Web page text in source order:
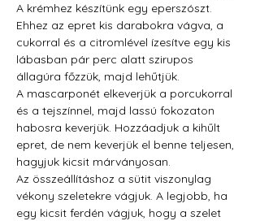
A krémhez készítünk egy eperszószt.
Ehhez az epret kis darabokra vágva, a
cukorral és a citromlével ízesítve egy kis
lábasban pár perc alatt szirupos
állagúra főzzük, majd lehűtjük.
A mascarponét elkeverjük a porcukorral
és a tejszínnel, majd lassú fokozaton
habosra keverjük. Hozzáadjuk a kihűlt
epret, de nem keverjük el benne teljesen,
hagyjuk kicsit márványosan.
Az összeállításhoz a sütit viszonylag
vékony szeletekre vágjuk. A legjobb, ha
egy kicsit ferdén vágjuk, hogy a szelet